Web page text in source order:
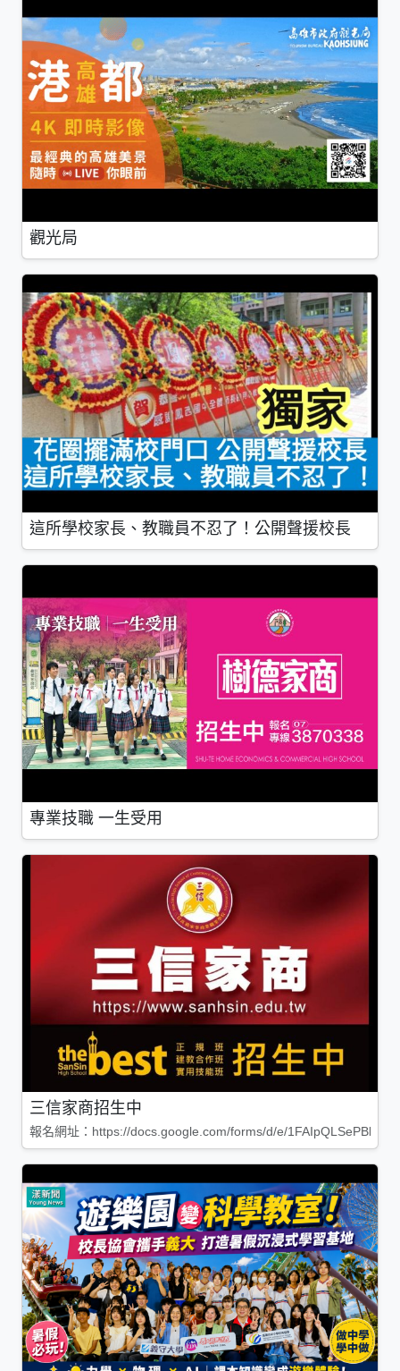
觀光局
這所學校家長、教職員不忍了！公開聲援校長
專業技職 一生受用
三信家商招生中
報名網址：https://docs.google.com/forms/d/e/